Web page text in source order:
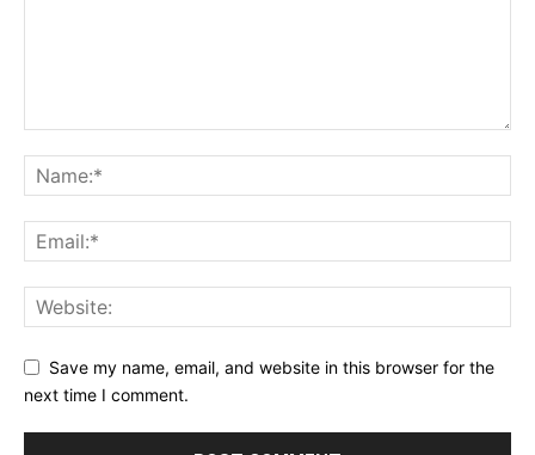
Save my name, email, and website in this browser for the
next time I comment.